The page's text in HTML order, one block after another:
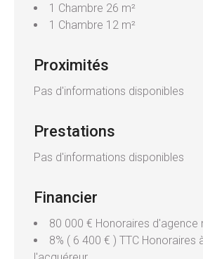
1 Chambre 26 m²
1 Chambre 12 m²
Proximités
Pas d'informations disponibles
Prestations
Pas d'informations disponibles
Financier
80 000 € Honoraires d'agence
8% ( 6 400 € ) TTC Honoraires